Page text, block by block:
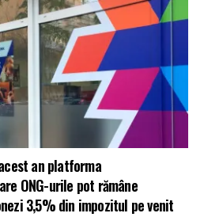
an platforma
ONG-urile pot rămâne
3,5% din impozitul pe venit